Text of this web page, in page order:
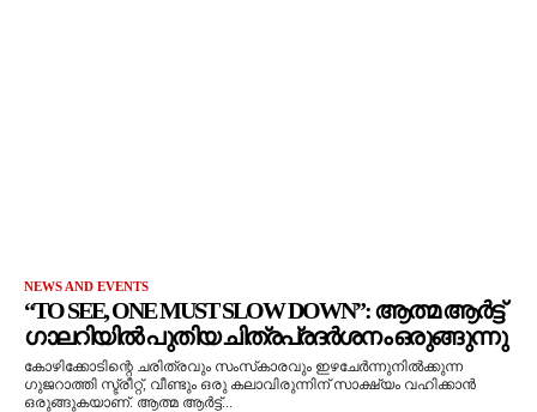
NEWS AND EVENTS
“TO SEE, ONE MUST SLOW DOWN”: ആത്മ ആർട്ട്
ഗാലറിയിൽ പുതിയ ചിത്രപ്രദർശനം ഒരുങ്ങുന്നു
കോഴിക്കോടിന്റെ ചരിത്രവും സംസ്‌കാരവും ഇഴചേർന്നുനിൽക്കുന്ന
ഗുജറാത്തി സ്ട്രീറ്റ്, വീണ്ടും ഒരു കലാവിരുന്നിന് സാക്ഷ്യം വഹിക്കാൻ
ഒരുങ്ങുകയാണ്. ആത്മ ആർട്ട്...